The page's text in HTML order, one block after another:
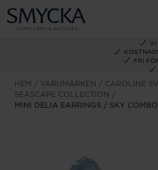
VI
FRI
HEM VARUMÄRKEN
CAROLINE
SEASCAPE COLLECTION
MINI DELIA EARRINGS / SKY COMBO